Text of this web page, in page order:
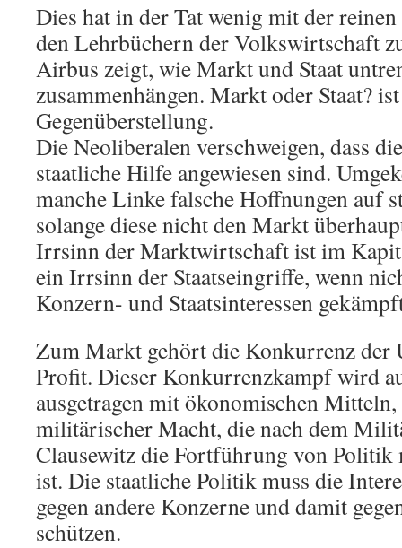
Dies hat in der Tat wenig mit der
den Lehrbüchern der Volkswirtschaft
Airbus zeigt, wie Markt und Staat
zusammenhängen. Markt oder Staat?
Gegenüberstellung.
Die Neoliberalen verschweigen, dass
staatliche Hilfe angewiesen sind.
manche Linke falsche Hoffnungen auf
solange diese nicht den Markt
Irrsinn der Marktwirtschaft ist im
ein Irrsinn der Staatseingriffe, wenn
Konzern- und Staatsinteressen
Zum Markt gehört die Konkurrenz der
Profit. Dieser Konkurrenzkampf wird
ausgetragen mit ökonomischen
militärischer Macht, die nach dem
Clausewitz die Fortführung von
ist. Die staatliche Politik muss die
gegen andere Konzerne und damit
schützen.